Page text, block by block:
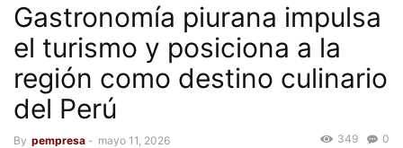
Gastronomía piurana impulsa
el turismo y posiciona a la
región como destino culinario
del Perú
By pempresa - mayo 11, 2026 0
349